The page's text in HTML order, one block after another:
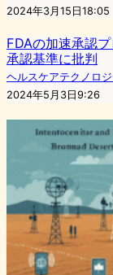
2024年3月15日18:05
FDAの加速承認
承認基準に批判
ヘルスケアテクノロ
2024年5月3日9:26